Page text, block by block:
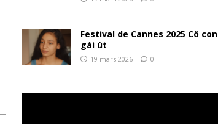
Festival de Cannes 2025 Cô con
gái út
19 mars 2026 0